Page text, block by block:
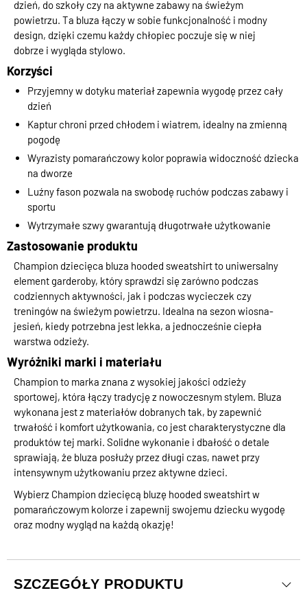
dzień, do szkoły czy na aktywne zabawy na świeżym
powietrzu. Ta bluza łączy w sobie funkcjonalność i modny
design, dzięki czemu każdy chłopiec poczuje się w niej
dobrze i wygląda stylowo.
Korzyści
Przyjemny w dotyku materiał zapewnia wygodę przez cały
dzień
Kaptur chroni przed chłodem i wiatrem, idealny na zmienną
pogodę
Wyrazisty pomarańczowy kolor poprawia widoczność dziecka
na dworze
Luźny fason pozwala na swobodę ruchów podczas zabawy i
sportu
Wytrzymałe szwy gwarantują długotrwałe użytkowanie
Zastosowanie produktu
Champion dziecięca bluza hooded sweatshirt to uniwersalny
element garderoby, który sprawdzi się zarówno podczas
codziennych aktywności, jak i podczas wycieczek czy
treningów na świeżym powietrzu. Idealna na sezon wiosna-
jesień, kiedy potrzebna jest lekka, a jednocześnie ciepła
warstwa odzieży.
Wyróżniki marki i materiału
Champion to marka znana z wysokiej jakości odzieży
sportowej, która łączy tradycję z nowoczesnym stylem. Bluza
wykonana jest z materiałów dobranych tak, by zapewnić
trwałość i komfort użytkowania, co jest charakterystyczne dla
produktów tej marki. Solidne wykonanie i dbałość o detale
sprawiają, że bluza posłuży przez długi czas, nawet przy
intensywnym użytkowaniu przez aktywne dzieci.
Wybierz Champion dziecięcą bluzę hooded sweatshirt w
pomarańczowym kolorze i zapewnij swojemu dziecku wygodę
oraz modny wygląd na każdą okazję!
SZCZEGÓŁY PRODUKTU